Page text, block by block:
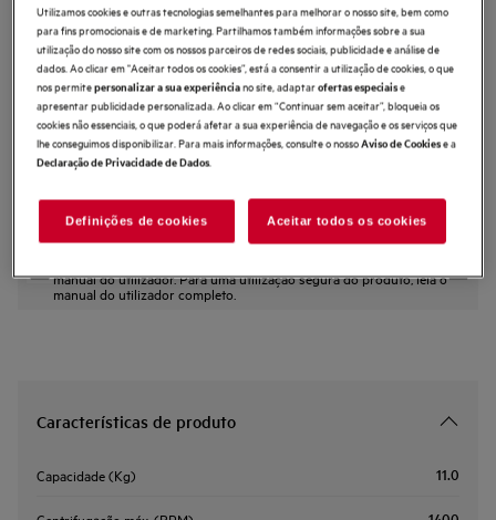
4.8 (134)
Ficha de informação do produto
Benefícios
Máquina de lavar AEG Série 8000 PowerCare
PowerClean 59 min — remoção completa de nódoas* em menos de 1 hora.
Com as máquinas de lavar AEG AutoDose
As instruções e avisos de segurança de acordo com o
manual do utilizador. Para uma utilização segura do produto, leia o
manual do utilizador completo.
Características de produto
Capacidade (Kg) 11.0
Utilizamos cookies e outras tecnologias semelhantes para melhorar o nosso site, bem como
para fins promocionais e de marketing. Partilhamos também informações sobre a sua
utilização do nosso site com os nossos parceiros de redes sociais, publicidade e análise de
dados. Ao clicar em "Aceitar todos os cookies”, está a consentir a utilização de cookies, o que
nos permitepersonalizar a sua experiênciano site, adaptarofertas especiaise
apresentar publicidade personalizada. Ao clicar em “Continuar sem aceitar”, bloqueia os
cookies não essenciais, o que poderá afetar a sua experiência de navegação e os serviços que
lhe conseguimos disponibilizar. Para mais informações, consulte o nossoAviso de Cookiese a
Declaração de Privacidade de Dados.
Definições de cookies Aceitar todos os cookies